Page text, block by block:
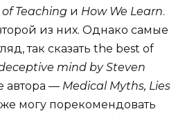
of Teaching и How We Learn.
из них. Однако самые
так сказать the best of
mind by Steven
автора — Medical Myths, Lies
могу порекомендовать